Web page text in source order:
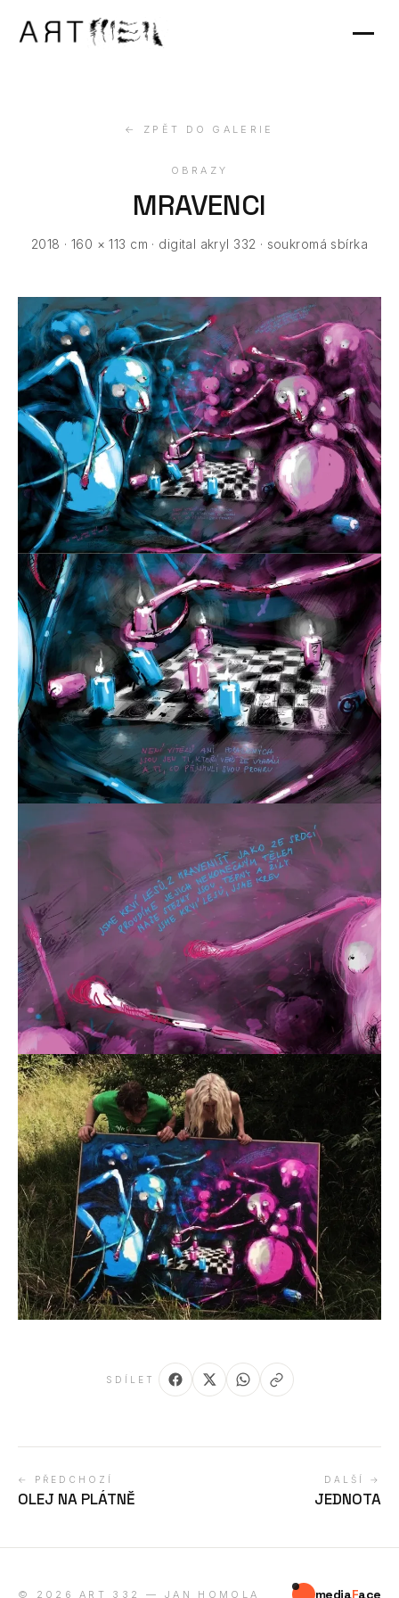
Výstavy
← ZPĚT DO GALERIE
OBRAZY
MRAVENCI
2018 · 160 × 113 cm · digital akryl 332 · soukromá sbírka
SDÍLET
← PŘEDCHOZÍ
OLEJ NA PLÁTNĚ
DALŠÍ →
JEDNOTA
© 2026 ART 332 — JAN HOMOLA